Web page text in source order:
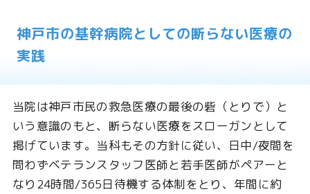
神戸市の基幹病院としての断らない医療の
実践
当院は神戸市民の救急医療の最後の砦（とりで）と
いう意識のもと、断らない医療をスローガンとして
掲げています。当科もその方針に従い、日中/夜間を
問わずベテランスタッフ医師と若手医師がペアーと
なり24時間/365日待機する体制をとり、年間に約